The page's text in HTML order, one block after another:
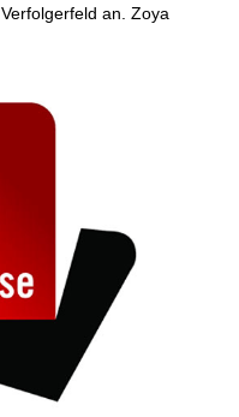
an. Zoya